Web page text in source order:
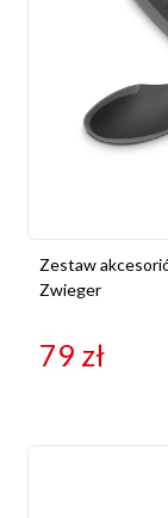
Zestaw
Zwieger
79 zł